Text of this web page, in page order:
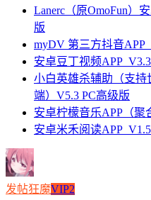
Lanerc（原OmoFun）
版
myDV 第三方抖音
安卓豆丁视频
小白英雄杀辅助（支持
端）V5.3 PC高级版
安卓柠檬音乐APP（聚
安卓米禾阅读
发帖狂魔VIP2